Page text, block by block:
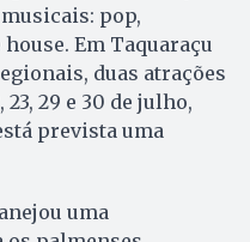
pop,
Em Taquaraçu
duas atrações
23, 29 e 30 de julho,
prevista uma
uma